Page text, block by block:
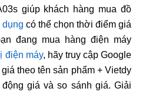
giúp khách hàng mua đồ
dụng có thể chọn thời điểm giá
đang mua hàng điện máy
điện máy, hãy truy cập Google
theo tên sản phẩm + Vietdy
giá và so sánh giá. Giải